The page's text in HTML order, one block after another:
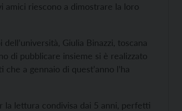
amici riescono a dimostrare la loro
Giulia Binazzi, toscana
di pubblicare insieme si è realizzato
a gennaio di quest’anno l’ha
la lettura condivisa dai 5 anni, perfetti